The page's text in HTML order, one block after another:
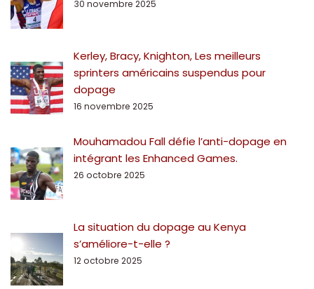
30 novembre 2025
Kerley, Bracy, Knighton, Les meilleurs
sprinters américains suspendus pour
dopage
16 novembre 2025
Mouhamadou Fall défie l’anti-dopage en
intégrant les Enhanced Games.
26 octobre 2025
La situation du dopage au Kenya
s’améliore-t-elle ?
12 octobre 2025